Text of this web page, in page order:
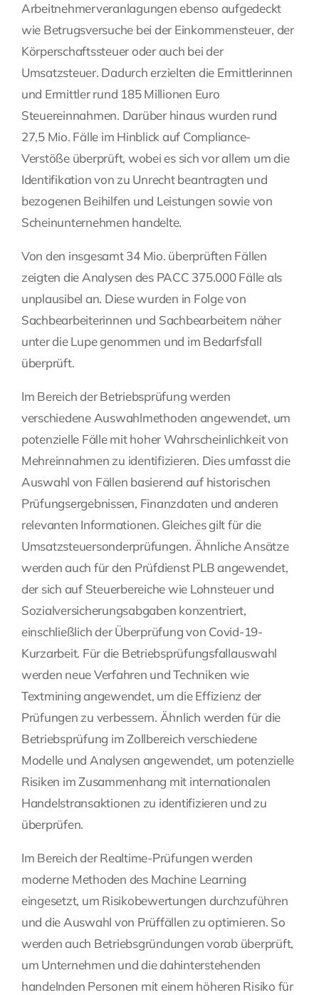
Arbeitnehmerveranlagungen ebenso aufgedeckt
wie Betrugsversuche bei der Einkommensteuer, der
Körperschaftssteuer oder auch bei der
Umsatzsteuer. Dadurch erzielten die Ermittlerinnen
und Ermittler rund 185 Millionen Euro
Steuereinnahmen. Darüber hinaus wurden rund
27,5 Mio. Fälle im Hinblick auf Compliance-
Verstöße überprüft, wobei es sich vor allem um die
Identifikation von zu Unrecht beantragten und
bezogenen Beihilfen und Leistungen sowie von
Scheinunternehmen handelte.
Von den insgesamt 34 Mio. überprüften Fällen
zeigten die Analysen des PACC 375.000 Fälle als
unplausibel an. Diese wurden in Folge von
Sachbearbeiterinnen und Sachbearbeitern näher
unter die Lupe genommen und im Bedarfsfall
überprüft.
Im Bereich der Betriebsprüfung werden
verschiedene Auswahlmethoden angewendet, um
potenzielle Fälle mit hoher Wahrscheinlichkeit von
Mehreinnahmen zu identifizieren. Dies umfasst die
Auswahl von Fällen basierend auf historischen
Prüfungsergebnissen, Finanzdaten und anderen
relevanten Informationen. Gleiches gilt für die
Umsatzsteuersonderprüfungen. Ähnliche Ansätze
werden auch für den Prüfdienst PLB angewendet,
der sich auf Steuerbereiche wie Lohnsteuer und
Sozialversicherungsabgaben konzentriert,
einschließlich der Überprüfung von Covid-19-
Kurzarbeit. Für die Betriebsprüfungsfallauswahl
werden neue Verfahren und Techniken wie
Textmining angewendet, um die Effizienz der
Prüfungen zu verbessern. Ähnlich werden für die
Betriebsprüfung im Zollbereich verschiedene
Modelle und Analysen angewendet, um potenzielle
Risiken im Zusammenhang mit internationalen
Handelstransaktionen zu identifizieren und zu
überprüfen.
Im Bereich der Realtime-Prüfungen werden
moderne Methoden des Machine Learning
eingesetzt, um Risikobewertungen durchzuführen
und die Auswahl von Prüffällen zu optimieren. So
werden auch Betriebsgründungen vorab überprüft,
um Unternehmen und die dahinterstehenden
handelnden Personen mit einem höheren Risiko für